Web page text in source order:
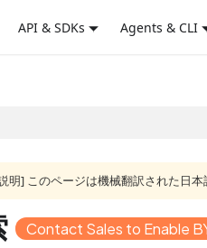
API & SDKs Agents & CLI
明] このページは機械翻訳された日
Contact Sales to Enable